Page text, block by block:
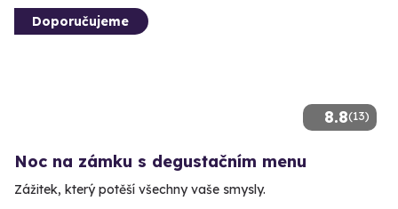
8.8(13)
Doporučujeme
Noc na zámku s degustačním menu
Zážitek, který potěší všechny vaše smysly.